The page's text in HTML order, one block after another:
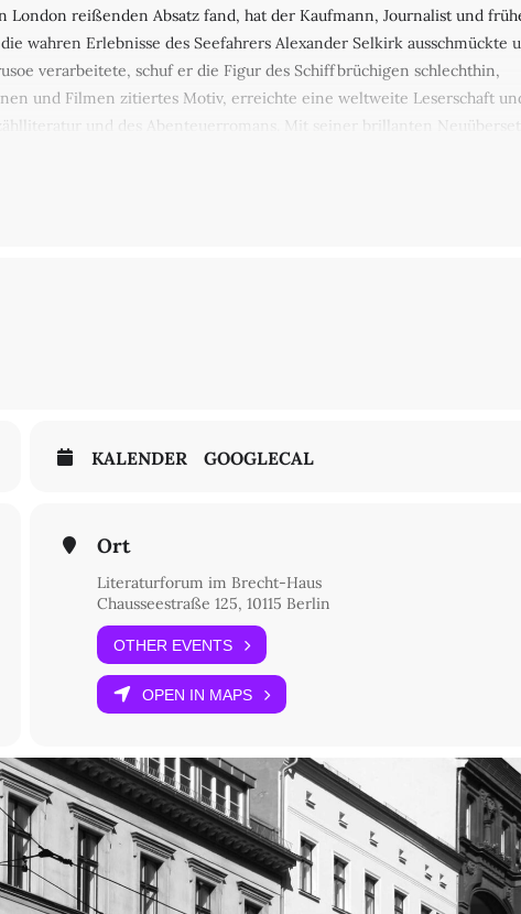
reißenden Absatz fand, hat der Kaufmann, Journalist und
wahren Erlebnisse des Seefahrers Alexander Selkirk ausschmückte
verarbeitete, schuf er die Figur des Schiffbrüchigen schlechthin,
und Filmen zitiertes Motiv, erreichte eine weltweite Leserschaft
und des Abenteuerromans. Mit seiner brillanten
19:00 Uhr
KALENDER GOOGLECAL
Ort
Literaturforum im Brecht-Haus
Chausseestraße 125, 10115 Berlin
OTHER EVENTS
OPEN IN MAPS